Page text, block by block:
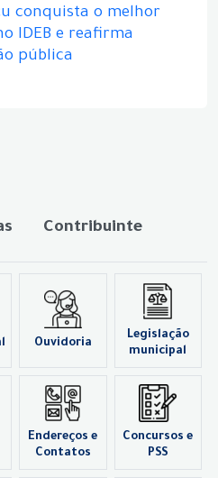
conquista o melhor
IDEB e reafirma
pública
Contribuinte
Ouvidoria
Legislação
municipal
Endereços e
Contatos
Concursos e
PSS